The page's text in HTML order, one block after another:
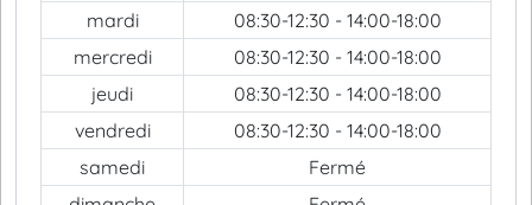
mardi
08:30-12:30 - 14:00-18:00
mercredi
08:30-12:30 - 14:00-18:00
jeudi
08:30-12:30 - 14:00-18:00
vendredi
08:30-12:30 - 14:00-18:00
samedi
Fermé